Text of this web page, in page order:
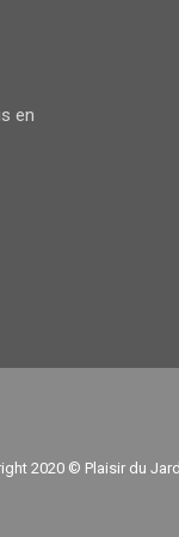
en
2020 © Plaisir du